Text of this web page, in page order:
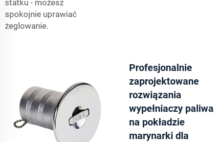
statku - możesz
spokojnie uprawiać
żeglowanie.
Profesjonalnie
zaprojektowane
rozwiązania
wypełniaczy paliwa
na pokładzie
marynarki dla